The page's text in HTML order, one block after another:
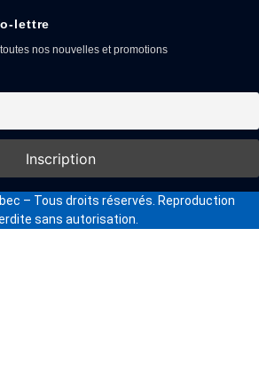
lettre
nos nouvelles et promotions
– Tous droits réservés. Reproduction
sans autorisation.